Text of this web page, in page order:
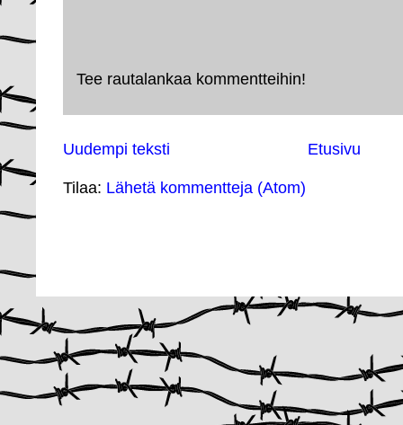
Tee rautalankaa kommentteihin!
Uudempi teksti Etusivu
Tilaa: Lähetä kommentteja (Atom)